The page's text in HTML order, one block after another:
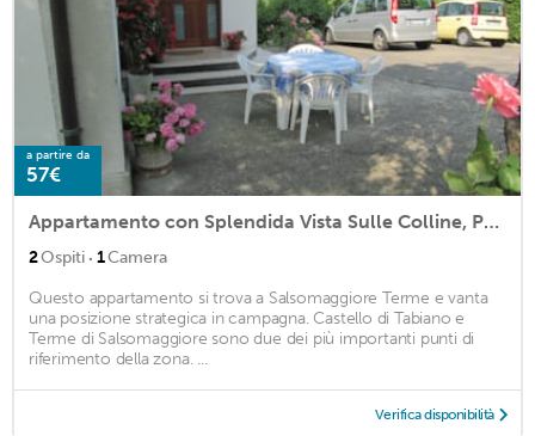
a partire da
57€
Appartamento con Splendida Vista Sulle Colline, Parcheggio e Giardino
2Ospiti · 1Camera
Questo appartamento si trova a Salsomaggiore Terme e vanta
una posizione strategica in campagna. Castello di Tabiano e
Terme di Salsomaggiore sono due dei più importanti punti di
riferimento della zona. ...
Verifica disponibilità